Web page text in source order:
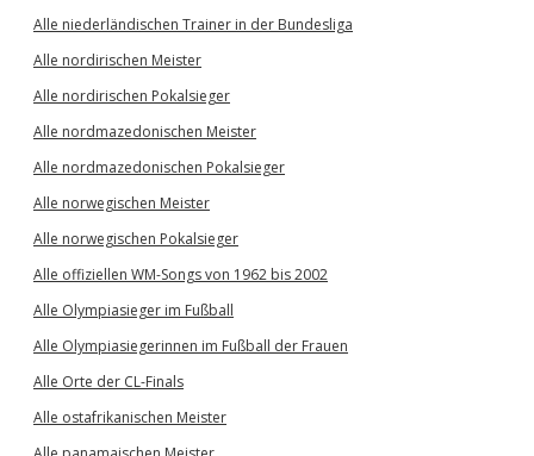
Alle niederländischen Trainer in der Bundesliga
Alle nordirischen Meister
Alle nordirischen Pokalsieger
Alle nordmazedonischen Meister
Alle nordmazedonischen Pokalsieger
Alle norwegischen Meister
Alle norwegischen Pokalsieger
Alle offiziellen WM-Songs von 1962 bis 2002
Alle Olympiasieger im Fußball
Alle Olympiasiegerinnen im Fußball der Frauen
Alle Orte der CL-Finals
Alle ostafrikanischen Meister